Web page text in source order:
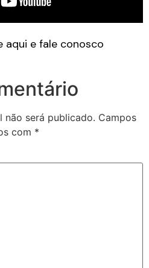
aqui e fale conosco
não será publicado. Campos
com *